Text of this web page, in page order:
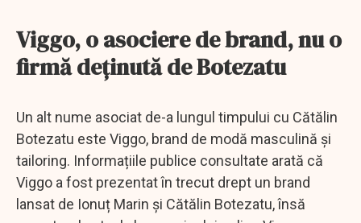
Viggo, o asociere de brand, nu o
firmă deținută de Botezatu
Un alt nume asociat de-a lungul timpului cu Cătălin
Botezatu este Viggo, brand de modă masculină și
tailoring. Informațiile publice consultate arată că
Viggo a fost prezentat în trecut drept un brand
lansat de Ionuț Marin și Cătălin Botezatu, însă